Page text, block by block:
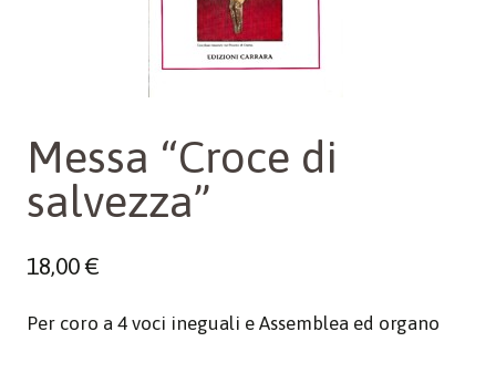
Messa “Croce di
salvezza”
18,00€
Per coro a 4 voci ineguali e Assemblea ed organo